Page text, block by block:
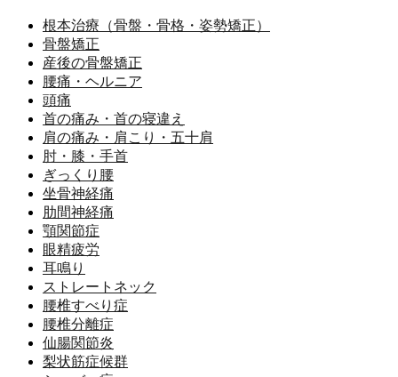
根本治療（骨盤・骨格・姿勢矯正）
骨盤矯正
産後の骨盤矯正
腰痛・ヘルニア
頭痛
首の痛み・首の寝違え
肩の痛み・肩こり・五十肩
肘・膝・手首
ぎっくり腰
坐骨神経痛
肋間神経痛
顎関節症
眼精疲労
耳鳴り
ストレートネック
腰椎すべり症
腰椎分離症
仙腸関節炎
梨状筋症候群